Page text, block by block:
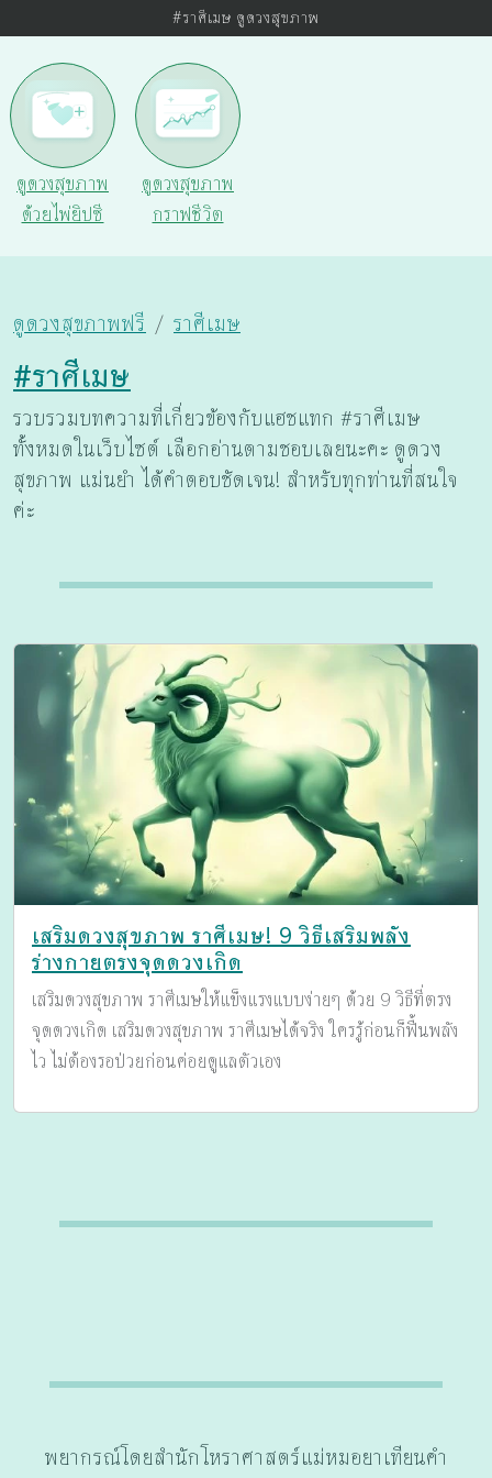
#ราศีเมษ ดูดวงสุขภาพ
ดูดวงสุขภาพ
ด้วยไพ่ยิปซี
ดูดวงสุขภาพ
กราฟชีวิต
ดูดวงสุขภาพฟรี ราศีเมษ
#ราศีเมษ
รวบรวมบทความที่เกี่ยวข้องกับแฮชแทก #ราศีเมษ
ทั้งหมดในเว็บไซต์ เลือกอ่านตามชอบเลยนะคะ ดูดวง
สุขภาพ แม่นยำ ได้คำตอบชัดเจน! สำหรับทุกท่านที่สนใจ
ค่ะ
เสริมดวงสุขภาพ ราศีเมษ! 9 วิธีเสริมพลัง
ร่างกายตรงจุดดวงเกิด
เสริมดวงสุขภาพ ราศีเมษให้แข็งแรงแบบง่ายๆ ด้วย 9 วิธีที่ตรง
จุดดวงเกิด เสริมดวงสุขภาพ ราศีเมษได้จริง ใครรู้ก่อนก็ฟื้นพลัง
ไว ไม่ต้องรอป่วยก่อนค่อยดูแลตัวเอง
พยากรณ์โดยสำนักโหราศาสตร์แม่หมอยาเทียนคำ